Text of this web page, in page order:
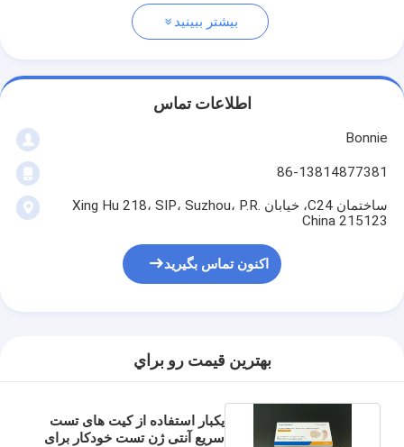
بیشتر ببینید
اطلاعات تماس
Bonnie
86-13814877381
ساختمان C24، خیابان Xing Hu 218، SIP، Suzhou، P.R.
China 215123
اکنون تماس بگیرید
بهترين قيمت رو براي
یکبار استفاده از کیت های تست
سریع آنتی ژن تست خودکار برای